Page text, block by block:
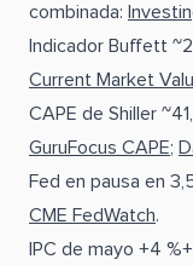
combinada:
Indicador Buffett
Current Market
CAPE de Shiller
GuruFocus CAPE;
Fed en pausa en
CME FedWatch.
IPC de mayo +4